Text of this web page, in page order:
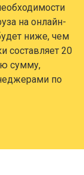
на онлайн-
ниже, чем
составляет 20
сумму,
по